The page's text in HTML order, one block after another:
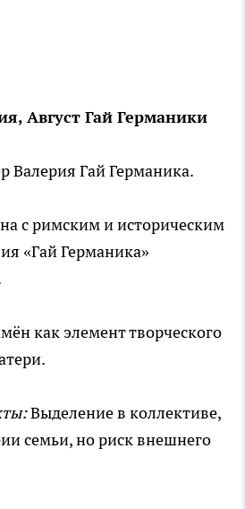
Август Гай Германики
Валерия Гай Германика.
с римским и историческим
«Гай Германика»
как элемент творческого
Выделение в коллективе,
семьи, но риск внешнего